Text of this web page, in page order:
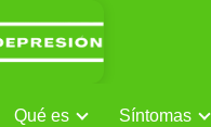
Qué es Síntomas